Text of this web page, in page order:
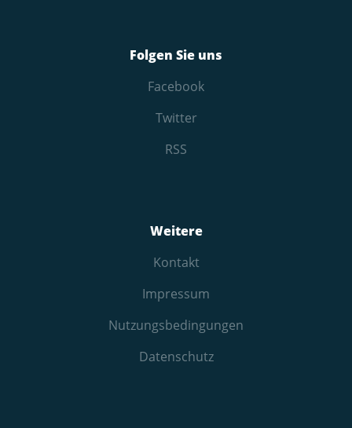
Folgen Sie uns
Facebook
Twitter
RSS
Weitere
Kontakt
Impressum
Nutzungs­bedingungen
Datenschutz